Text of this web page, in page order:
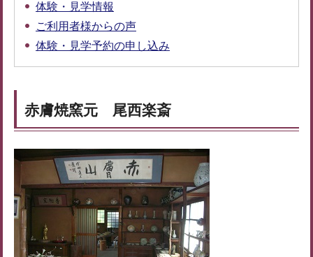
体験・見学情報
ご利用者様からの声
体験・見学予約の申し込み
赤膚焼窯元 尾西楽斎